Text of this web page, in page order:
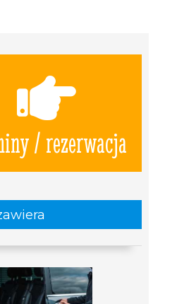
/ rezerwacja